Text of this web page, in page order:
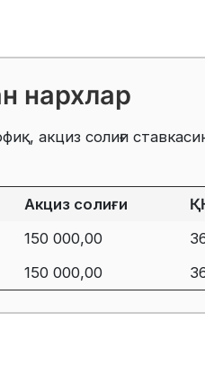
нархлар
акциз солиғи
Акциз солиғи
150 000,00
150 000,00